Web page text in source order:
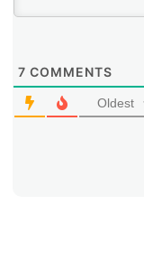
7 COMMENTS
Oldest